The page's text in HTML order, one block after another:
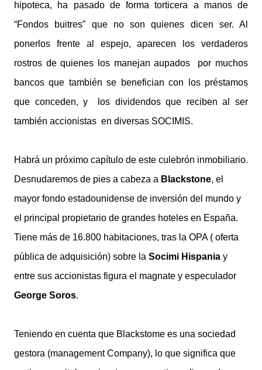
hipoteca, ha pasado de forma torticera a manos de
“Fondos buitres” que no son quienes dicen ser. Al
ponerlos frente al espejo, aparecen los verdaderos
rostros de quienes los manejan aupados por muchos
bancos que también se benefician con los préstamos
que conceden, y los dividendos que reciben al ser
también accionistas en diversas SOCIMIS.
Habrá un próximo capítulo de este culebrón inmobiliario.
Desnudaremos de pies a cabeza a Blackstone, el
mayor fondo estadounidense de inversión del mundo y
el principal propietario de grandes hoteles en España.
Tiene más de 16.800 habitaciones, tras la OPA ( oferta
pública de adquisición) sobre la Socimi Hispania y
entre sus accionistas figura el magnate y especulador
George Soros.
Teniendo en cuenta que Blackstome es una sociedad
gestora (management Company), lo que significa que